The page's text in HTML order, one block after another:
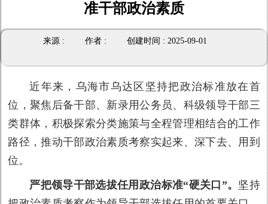
准干部政治素质
来源 : 作者 : 创建时间 : 2025-09-01
近年来，乌海市乌达区坚持把政治标准放在首
位，聚焦后备干部、新录用公务员、科级领导干部三
类群体，积极探索分类施策与全程管理相结合的工作
路径，推动干部政治素质考察实起来、深下去、用到
位。
严把领导干部选拔任用政治标准“硬关口”。 坚持